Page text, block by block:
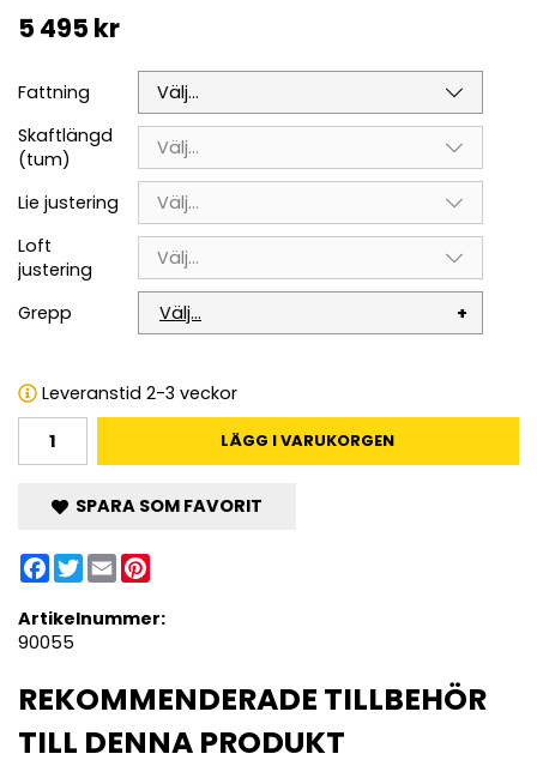
5 495 kr
Fattning
Välj...
Skaftlängd
(tum)
Välj...
Lie justering
Välj...
Loft
justering
Välj...
Grepp Välj...
Leveranstid 2-3 veckor
LÄGG I VARUKORGEN
SPARA SOM FAVORIT
Facebook
Twitter
Email
Artikelnummer:
90055
REKOMMENDERADE TILLBEHÖR
TILL DENNA PRODUKT